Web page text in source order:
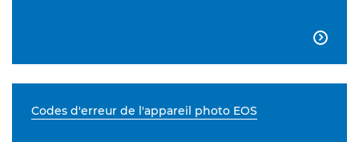

Codes d'erreur de l'appareil photo EOS